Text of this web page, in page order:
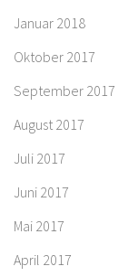
Januar 2018
Oktober 2017
September 2017
August 2017
Juli 2017
Juni 2017
Mai 2017
April 2017